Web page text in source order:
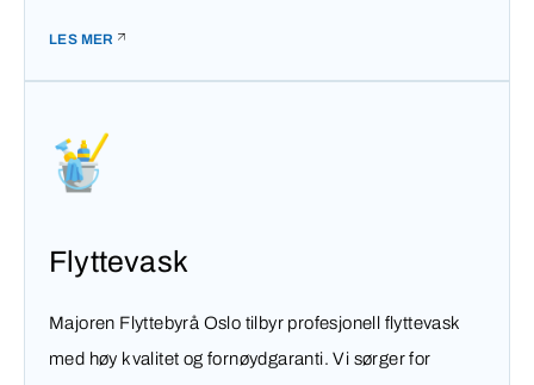
LES MER
Flyttevask
Majoren Flyttebyrå Oslo tilbyr profesjonell flyttevask
med høy kvalitet og fornøydgaranti. Vi sørger for